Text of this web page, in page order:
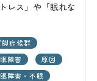
レス」や「眠れな
症候群
障害
原因
障害・不眠